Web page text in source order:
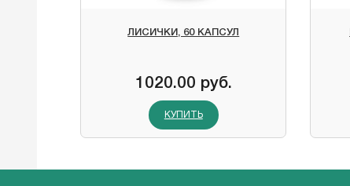
ЛИСИЧКИ, 60 КАПСУЛ
1020.00 руб.
КУПИТЬ